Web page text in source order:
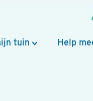
tuin Help